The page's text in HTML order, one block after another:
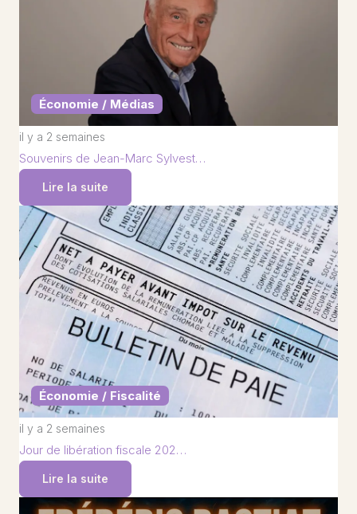
Économie / Médias
il y a 2 semaines
Souvenirs de Jean-Marc Sylvest…
Lire la suite
Économie / Fiscalité
il y a 2 semaines
Jour de libération fiscale 202…
Lire la suite